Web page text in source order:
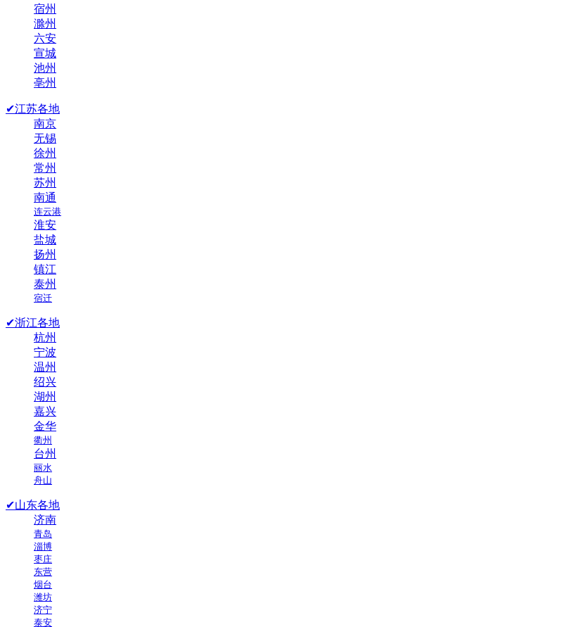
宿州
滁州
六安
宣城
池州
亳州
✔江苏各地
南京
无锡
徐州
常州
苏州
南通
连云港
淮安
盐城
扬州
镇江
泰州
宿迁
✔浙江各地
杭州
宁波
温州
绍兴
湖州
嘉兴
金华
衢州
台州
丽水
舟山
✔山东各地
济南
青岛
淄博
枣庄
东营
烟台
潍坊
济宁
泰安